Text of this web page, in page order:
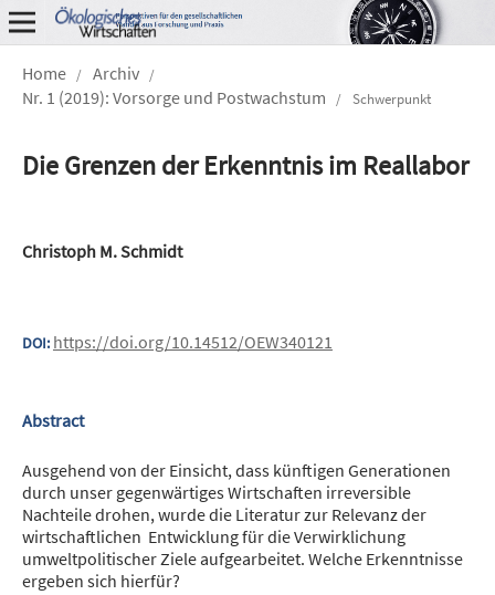
Home / Archiv /
Nr. 1 (2019): Vorsorge und Postwachstum / Schwerpunkt
Die Grenzen der Erkenntnis im Reallabor
Christoph M. Schmidt
DOI: https://doi.org/10.14512/OEW340121
Abstract
Ausgehend von der Einsicht, dass künftigen Generationen
durch unser gegenwärtiges Wirtschaften irreversible
Nachteile drohen, wurde die Literatur zur Relevanz der
wirtschaftlichen Entwicklung für die Verwirklichung
umweltpolitischer Ziele aufgearbeitet. Welche Erkenntnisse
ergeben sich hierfür?